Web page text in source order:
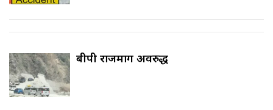
बीपी राजमार्ग अवरुद्ध